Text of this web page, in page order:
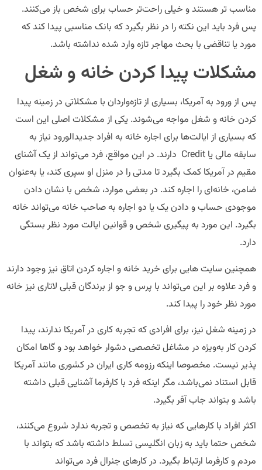
مناسب تر هستند و خیلی راحت‌تر حساب برای شخص باز می‌کنند.
پس فرد باید این نکته را در نظر بگیرد که بانک مناسبی پیدا کند که
مورد یا تناقضی با بحث مهاجر تازه وارد شده نداشته باشد.
مشکلات پیدا کردن خانه و شغل
پس از ورود به آمریکا، بسیاری از تازه‌واردان با مشکلاتی در زمینه پیدا
کردن خانه و شغل مواجه می‌شوند. یکی از مشکلات اصلی این است
که بسیاری از ایالت‌ها برای اجاره خانه به افراد جدیدالورود نیاز به
سابقه مالی یا Credit دارند. در این مواقع، فرد می‌تواند از یک آشنای
مقیم در آمریکا کمک بگیرد تا مدتی را در منزل او سپری کند، یا به‌عنوان
ضامن، خانه‌ای را اجاره کند. در بعضی موارد، شخص با نشان دادن
موجودی حساب و دادن یک یا دو اجاره به صاحب خانه می‌تواند خانه
بگیرد. این مورد به پیگیری شخص و قوانین ایالت مورد نظر بستگی
دارد.
همچنین سایت هایی برای خرید خانه و اجاره کردن اتاق نیز وجود دارند
و فرد علاوه بر این می‌تواند با پرس و جو از برندگان قبلی لاتاری نیز خانه
مورد نظر خود را پیدا کند.
در زمینه شغل نیز، برای افرادی که تجربه کاری در آمریکا ندارند، پیدا
کردن کار به‌ویژه در مشاغل تخصصی دشوار خواهد بود و گاها امکان
پذیر نیست. مخصوصا اینکه رزومه کاری ایران در کشوری مانند آمریکا
قابل استناد نمی‌باشد، مگر اینکه فرد با کارفرما آشنایی قبلی داشته
باشد و بتواند جاب آفر بگیرد.
اکثر افراد با کارهایی که نیاز به تخصص و تجربه ندارد شروع می‌کنند،
شخص حتما باید به زبان انگلیسی تسلط داشته باشد که بتواند با
مردم و کارفرما ارتباط بگیرد. در کارهای جنرال فرد می‌تواند